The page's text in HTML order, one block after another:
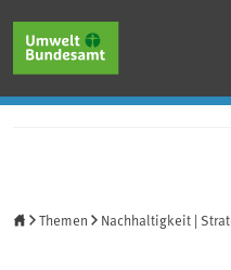
Themen Nachhaltigkeit |